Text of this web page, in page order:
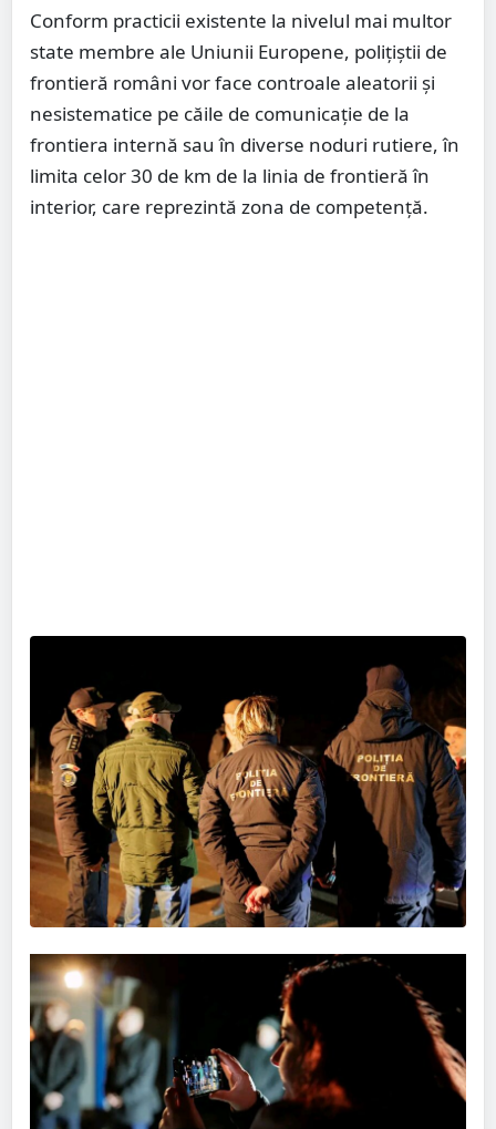
Conform practicii existente la nivelul mai multor
state membre ale Uniunii Europene, polițiștii de
frontieră români vor face controale aleatorii și
nesistematice pe căile de comunicație de la
frontiera internă sau în diverse noduri rutiere, în
limita celor 30 de km de la linia de frontieră în
interior, care reprezintă zona de competență.